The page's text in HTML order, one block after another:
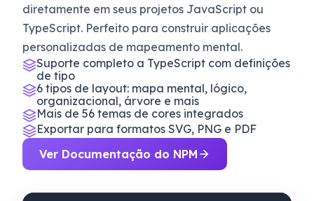
diretamente em seus projetos JavaScript ou
TypeScript. Perfeito para construir aplicações
personalizadas de mapeamento mental.
Suporte completo a TypeScript com definições
de tipo
6 tipos de layout: mapa mental, lógico,
organizacional, árvore e mais
Mais de 56 temas de cores integrados
Exportar para formatos SVG, PNG e PDF
Ver Documentação do NPM